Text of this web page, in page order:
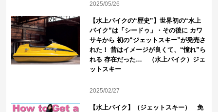
2025/05/26
【水上バイクの“歴史”】世界初の“水上
バイク”は「シードゥ」・その後に カワ
サキから 初の“ジェットスキー”が発売さ
れた！ 昔はイメージが良くて、“憧れ”ら
れる 存在だった… （水上バイク）ジェ
ットスキー
2025/02/27
【水上バイク】（ジェットスキー） 免